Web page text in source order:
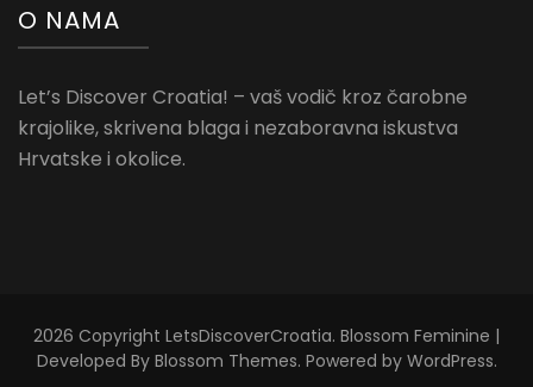
O NAMA
Let’s Discover Croatia! – vaš vodič kroz čarobne
krajolike, skrivena blaga i nezaboravna iskustva
Hrvatske i okolice.
2026 Copyright LetsDiscoverCroatia. Blossom Feminine |
Developed By Blossom Themes. Powered by WordPress.